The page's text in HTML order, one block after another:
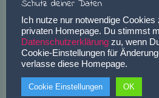
a
c
h
:
V
i
d
e
o
-
P
Schutz deiner Daten
Ich nutze nur notwendige
privaten Homepage. Du stimmst
Datenschutzerklärung zu, wenn
Cookie-Einstellungen für
verlasse diese Homepage.
Cookie Einstellungen OK